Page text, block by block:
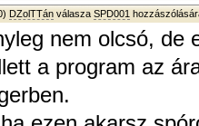
DZolTTán válasza SPD001
nem olcsó, de
a program az